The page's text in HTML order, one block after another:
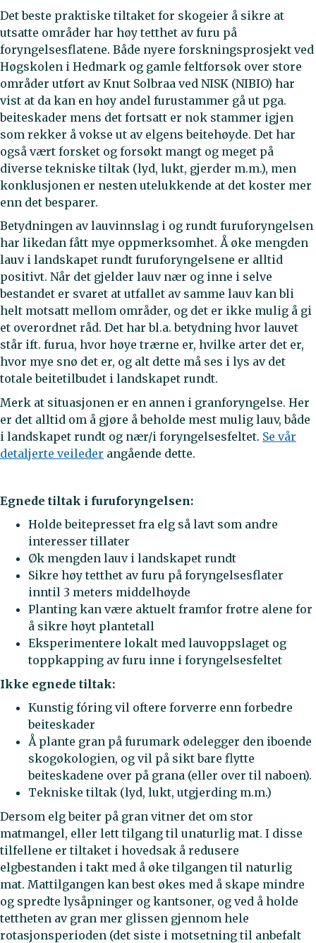
Det beste praktiske tiltaket for skogeier å sikre at
utsatte områder har høy tetthet av furu på
foryngelsesflatene. Både nyere forskningsprosjekt ved
Høgskolen i Hedmark og gamle feltforsøk over store
områder utført av Knut Solbraa ved NISK (NIBIO) har
vist at da kan en høy andel furustammer gå ut pga.
beiteskader mens det fortsatt er nok stammer igjen
som rekker å vokse ut av elgens beitehøyde. Det har
også vært forsket og forsøkt mangt og meget på
diverse tekniske tiltak (lyd, lukt, gjerder m.m.), men
konklusjonen er nesten utelukkende at det koster mer
enn det besparer.
Betydningen av lauvinnslag i og rundt furuforyngelsen
har likedan fått mye oppmerksomhet. Å øke mengden
lauv i landskapet rundt furuforyngelsene er alltid
positivt. Når det gjelder lauv nær og inne i selve
bestandet er svaret at utfallet av samme lauv kan bli
helt motsatt mellom områder, og det er ikke mulig å gi
et overordnet råd. Det har bl.a. betydning hvor lauvet
står ift. furua, hvor høye trærne er, hvilke arter det er,
hvor mye snø det er, og alt dette må ses i lys av det
totale beitetilbudet i landskapet rundt.
Merk at situasjonen er en annen i granforyngelse. Her
er det alltid om å gjøre å beholde mest mulig lauv, både
i landskapet rundt og nær/i foryngelsesfeltet. Se vår
detaljerte veileder angående dette.
Egnede tiltak i furuforyngelsen:
Holde beitepresset fra elg så lavt som andre
interesser tillater
Øk mengden lauv i landskapet rundt
Sikre høy tetthet av furu på foryngelsesflater
inntil 3 meters middelhøyde
Planting kan være aktuelt framfor frøtre alene for
å sikre høyt plantetall
Eksperimentere lokalt med lauvoppslaget og
toppkapping av furu inne i foryngelsesfeltet
Ikke egnede tiltak:
Kunstig fóring vil oftere forverre enn forbedre
beiteskader
Å plante gran på furumark ødelegger den iboende
skogøkologien, og vil på sikt bare flytte
beiteskadene over på grana (eller over til naboen).
Tekniske tiltak (lyd, lukt, utgjerding m.m.)
Dersom elg beiter på gran vitner det om stor
matmangel, eller lett tilgang til unaturlig mat. I disse
tilfellene er tiltaket i hovedsak å redusere
elgbestanden i takt med å øke tilgangen til naturlig
mat. Mattilgangen kan best økes med å skape mindre
og spredte lysåpninger og kantsoner, og ved å holde
tettheten av gran mer glissen gjennom hele
rotasjonsperioden (det siste i motsetning til anbefalt